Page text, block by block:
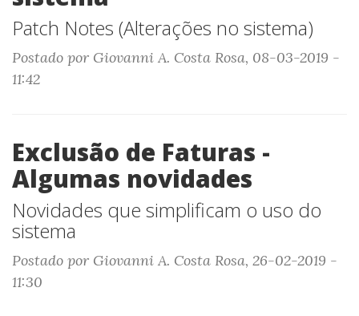
Patch Notes (Alterações no sistema)
Postado por Giovanni A. Costa Rosa, 08-03-2019 -
11:42
Exclusão de Faturas -
Algumas novidades
Novidades que simplificam o uso do
sistema
Postado por Giovanni A. Costa Rosa, 26-02-2019 -
11:30